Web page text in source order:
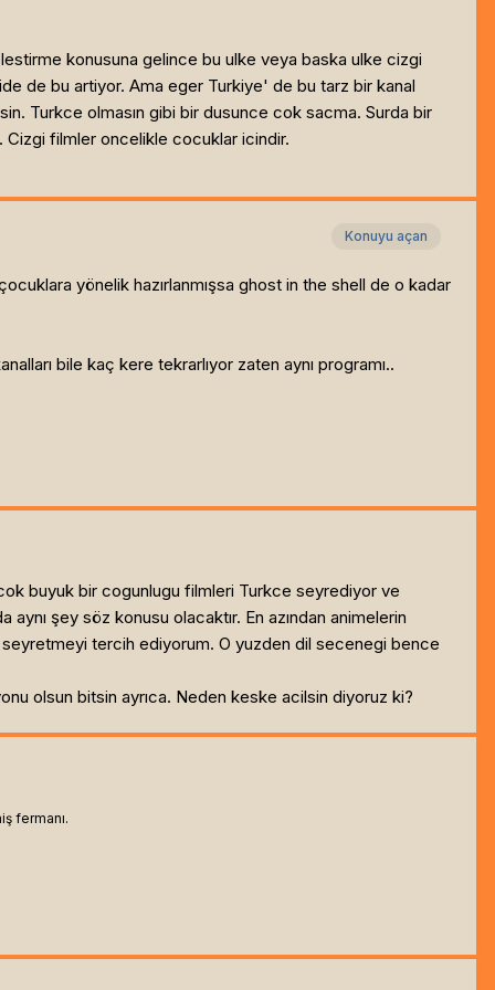
konusuna gelince bu ulke veya baska ulke cizgi
de bu artiyor. Ama eger Turkiye' de bu tarz bir kanal
Turkce olmasın gibi bir dusunce cok sacma. Surda bir
Cizgi filmler oncelikle cocuklar icindir.
Konuyu açan
yönelik hazırlanmışsa ghost in the shell de o kadar
bile kaç kere tekrarlıyor zaten aynı programı..
buyuk bir cogunlugu filmleri Turkce seyrediyor ve
şey söz konusu olacaktır. En azından animelerin
tercih ediyorum. O yuzden dil secenegi bence
olsun bitsin ayrıca. Neden keske acilsin diyoruz ki?
fermanı.